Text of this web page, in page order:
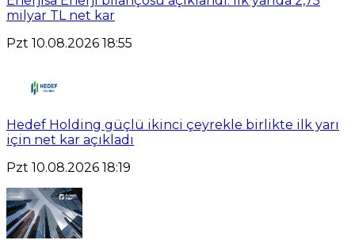
milyar TL net kar
Pzt 10.08.2026 18:55
Hedef Holding güçlü ikinci çeyrekle birlikte ilk yarı
için net kar açıkladı
Pzt 10.08.2026 18:19